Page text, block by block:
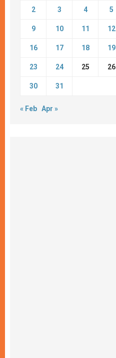
2 3 4 5
9 10 11 12
16 17 18 19
23 24 25 26
30 31
« Feb Apr »